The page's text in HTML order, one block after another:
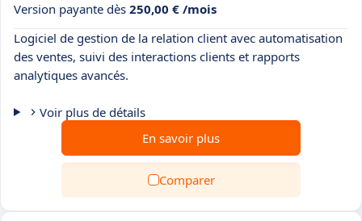
Version payante dès 250,00 € /mois
Logiciel de gestion de la relation client avec automatisation
des ventes, suivi des interactions clients et rapports
analytiques avancés.
Voir plus de détails
En savoir plus
Comparer